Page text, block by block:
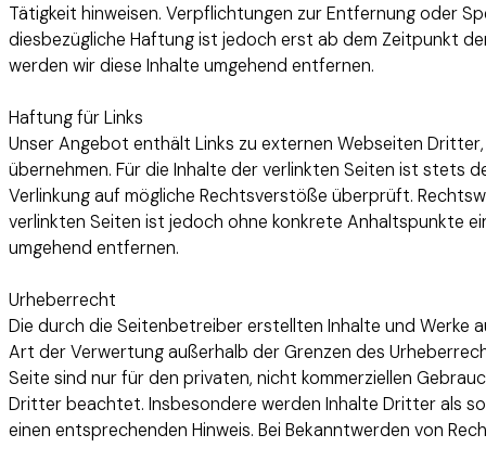
Tätigkeit hinweisen. Verpflichtungen zur Entfernung oder
diesbezügliche Haftung ist jedoch erst ab dem Zeitpunkt
werden wir diese Inhalte umgehend entfernen.
Haftung für Links
Unser Angebot enthält Links zu externen Webseiten
übernehmen. Für die Inhalte der verlinkten Seiten ist stets
Verlinkung auf mögliche Rechtsverstöße überprüft.
verlinkten Seiten ist jedoch ohne konkrete Anhaltspunkte
umgehend entfernen.
Urheberrecht
Die durch die Seitenbetreiber erstellten Inhalte und Werke
Art der Verwertung außerhalb der Grenzen des
Seite sind nur für den privaten, nicht kommerziellen
Dritter beachtet. Insbesondere werden Inhalte Dritter als
einen entsprechenden Hinweis. Bei Bekanntwerden von